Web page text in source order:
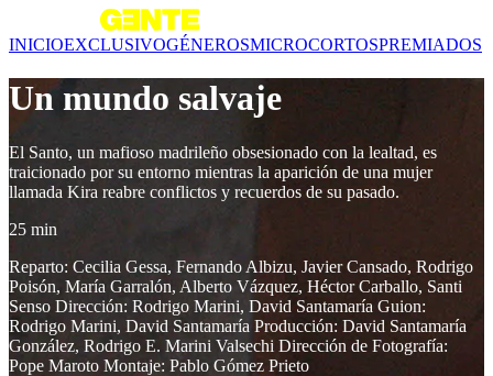
INICIOEXCLUSIVOGÉNEROSMICROCORTOSPREMIADOS
Un mundo salvaje
El Santo, un mafioso madrileño obsesionado con la lealtad, es
traicionado por su entorno mientras la aparición de una mujer
llamada Kira reabre conflictos y recuerdos de su pasado.
25 min
Reparto: Cecilia Gessa, Fernando Albizu, Javier Cansado, Rodrigo
Poisón, María Garralón, Alberto Vázquez, Héctor Carballo, Santi
Senso Dirección: Rodrigo Marini, David Santamaría Guion:
Rodrigo Marini, David Santamaría Producción: David Santamaría
González, Rodrigo E. Marini Valsechi Dirección de Fotografía:
Pope Maroto Montaje: Pablo Gómez Prieto